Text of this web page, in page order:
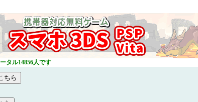
タル14856人です